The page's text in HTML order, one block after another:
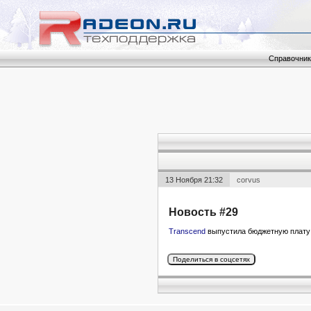
Справочник
13 Ноября 21:32 corvus
Новость #29
Transcend выпустила бюджетную